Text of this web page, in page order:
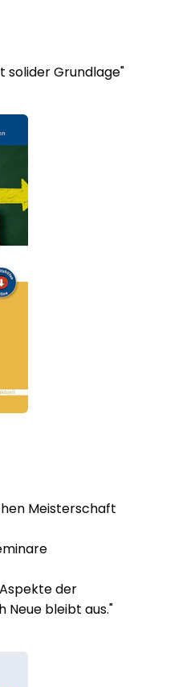
solider Grundlage"
Meisterschaft
der
Neue bleibt aus."